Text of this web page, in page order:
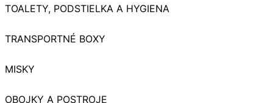
TOALETY, PODSTIELKA A HYGIENA
TRANSPORTNÉ BOXY
MISKY
OBOJKY A POSTROJE